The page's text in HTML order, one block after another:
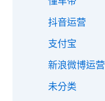
抖音运营
支付宝
新浪微博运营
未分类